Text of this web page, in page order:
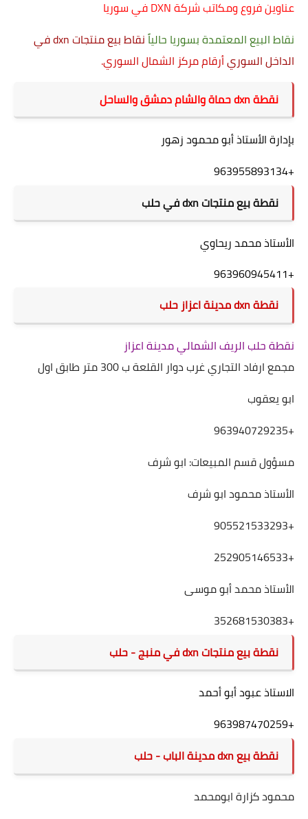
عناوين فروع ومكاتب شركة DXN في سوريا
نقاط البيع المعتمدة بسوريا حالياً
نقاط بيع منتجات dxn في
الداخل السوريأرقام مركز الشمال السوري.
نقطة dxn حماة والشام دمشق والساحل
بإدارة الأستاذ أبو محمود زهور
+
963955893134
نقطة بيع منتجات dxn في حلب
الأستاذ محمد ريحاوي
+963960945411
نقطة dxn
مدينة اعزاز حلب
نقطة حلب الريف الشمالي مدينة اعزاز
مجمع ارفاد التجاري غرب دوار القلعة ب 300 متر طابق اول
ابو يعقوب
+963940729235
مسؤول قسم المبيعات: ابو شرف
الأستاذ محمود ابو شرف
+905521533293
+252905146533
الأستاذ محمد أبو موسى
+
352681530383
نقطة بيع منتجات dxn في منبج - حلب
الاستاذ عبود أبو أحمد
+963987470259
نقطةبيعdxn مدينة الباب - حلب
محمود كزارة ابومحمد